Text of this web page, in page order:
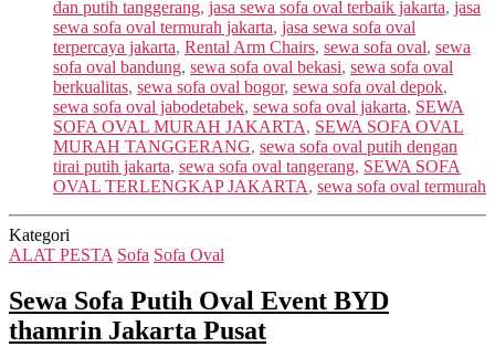
dan putih tanggerang, jasa sewa sofa oval terbaik jakarta, jasa
sewa sofa oval termurah jakarta, jasa sewa sofa oval
terpercaya jakarta, Rental Arm Chairs, sewa sofa oval, sewa
sofa oval bandung, sewa sofa oval bekasi, sewa sofa oval
berkualitas, sewa sofa oval bogor, sewa sofa oval depok,
sewa sofa oval jabodetabek, sewa sofa oval jakarta, SEWA
SOFA OVAL MURAH JAKARTA, SEWA SOFA OVAL
MURAH TANGGERANG, sewa sofa oval putih dengan
tirai putih jakarta, sewa sofa oval tangerang, SEWA SOFA
OVAL TERLENGKAP JAKARTA, sewa sofa oval termurah
Kategori
ALAT PESTA Sofa Sofa Oval
Sewa Sofa Putih Oval Event BYD
thamrin Jakarta Pusat